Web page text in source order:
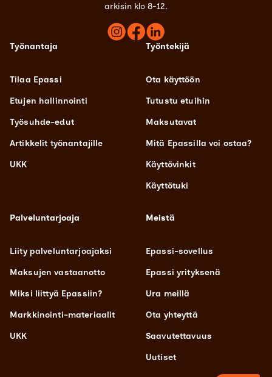
arkisin klo 8-12.
Työnantaja
Tilaa Epassi
Etujen hallinnointi
Työsuhde-edut
Artikkelit työnantajille
UKK
Työntekijä
Ota käyttöön
Tutustu etuihin
Maksutavat
Mitä Epassilla voi ostaa?
Käyttövinkit
Käyttötuki
Palveluntarjoaja
Liity palveluntarjoajaksi
Maksujen vastaanotto
Miksi liittyä Epassiin?
Markkinointi-materiaalit
UKK
Meistä
Epassi-sovellus
Epassi yrityksenä
Ura meillä
Ota yhteyttä
Saavutettavuus
Uutiset